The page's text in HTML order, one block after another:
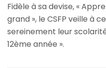
Fidèle à sa devise, «
grand », le CSFP veille à
sereinement leur
12ème année ».